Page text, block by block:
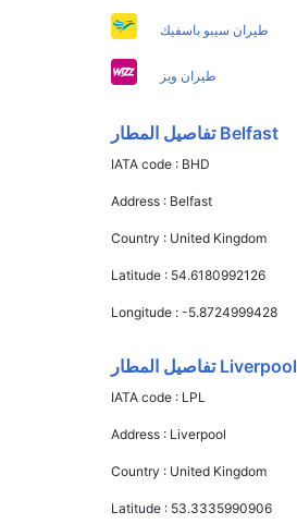
طيران سيبو باسفيك
طيران ويز
Belfast تفاصيل المطار
IATA code : BHD
Address : Belfast
Country : United Kingdom
Latitude : 54.6180992126
Longitude :-5.8724999428
Liverpool تفاصيل المطار
IATA code : LPL
Address : Liverpool
Country : United Kingdom
Latitude : 53.3335990906